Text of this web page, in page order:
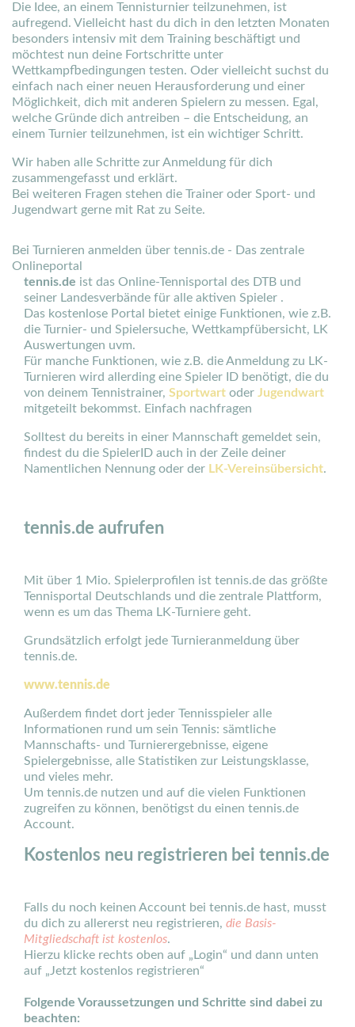
Die Idee, an einem Tennisturnier teilzunehmen, ist
aufregend. Vielleicht hast du dich in den letzten Monaten
besonders intensiv mit dem Training beschäftigt und
möchtest nun deine Fortschritte unter
Wettkampfbedingungen testen. Oder vielleicht suchst du
einfach nach einer neuen Herausforderung und einer
Möglichkeit, dich mit anderen Spielern zu messen. Egal,
welche Gründe dich antreiben – die Entscheidung, an
einem Turnier teilzunehmen, ist ein wichtiger Schritt.
Wir haben alle Schritte zur Anmeldung für dich
zusammengefasst und erklärt.
Bei weiteren Fragen stehen die Trainer oder Sport- und
Jugendwart gerne mit Rat zu Seite.
Bei Turnieren anmelden über tennis.de - Das zentrale
Onlineportal
tennis.de ist das Online-Tennisportal des DTB und
seiner Landesverbände für alle aktiven Spieler .
Das kostenlose Portal bietet einige Funktionen, wie z.B.
die Turnier- und Spielersuche, Wettkampfübersicht, LK
Auswertungen uvm.
Für manche Funktionen, wie z.B. die Anmeldung zu LK-
Turnieren wird allerding eine Spieler ID benötigt, die du
von deinem Tennistrainer, Sportwart oder Jugendwart
mitgeteilt bekommst. Einfach nachfragen
Solltest du bereits in einer Mannschaft gemeldet sein,
findest du die SpielerID auch in der Zeile deiner
Namentlichen Nennung oder der LK-Vereinsübersicht.
tennis.de aufrufen
Mit über 1 Mio. Spielerprofilen ist tennis.de das größte
Tennisportal Deutschlands und die zentrale Plattform,
wenn es um das Thema LK-Turniere geht.
Grundsätzlich erfolgt jede Turnieranmeldung über
tennis.de.
www.tennis.de
Außerdem findet dort jeder Tennisspieler alle
Informationen rund um sein Tennis: sämtliche
Mannschafts- und Turnierergebnisse, eigene
Spielergebnisse, alle Statistiken zur Leistungsklasse,
und vieles mehr.
Um tennis.de nutzen und auf die vielen Funktionen
zugreifen zu können, benötigst du einen tennis.de
Account.
Kostenlos neu registrieren bei tennis.de
Falls du noch keinen Account bei tennis.de hast, musst
du dich zu allererst neu registrieren, die Basis-
Mitgliedschaft ist kostenlos.
Hierzu klicke rechts oben auf „Login“ und dann unten
auf „Jetzt kostenlos registrieren“
Folgende Voraussetzungen und Schritte sind dabei zu
beachten: